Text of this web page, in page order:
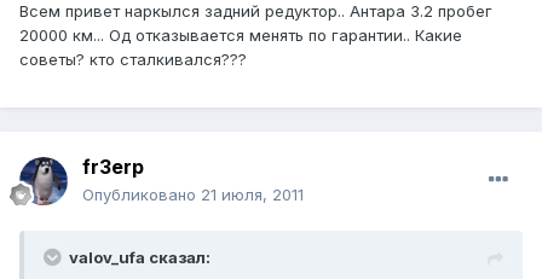
Всем привет наркылся задний редуктор.. Антара 3.2 пробег
20000 км... Од отказывается менять по гарантии.. Какие
советы? кто сталкивался???
fr3erp
Опубликовано 21 июля, 2011
valov_ufa сказал: